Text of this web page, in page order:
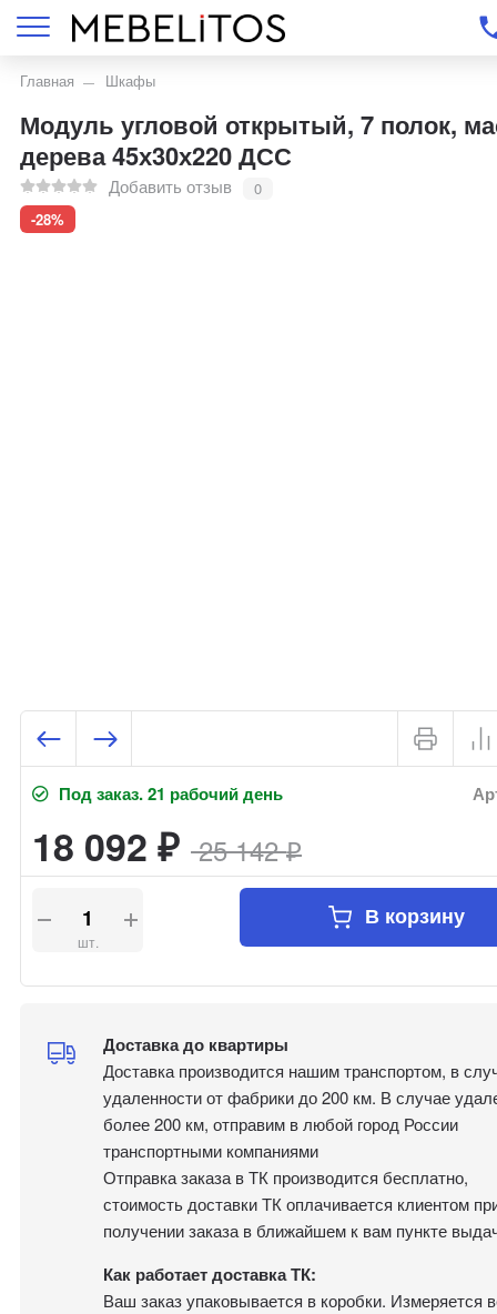
Главная Шкафы
Модуль угловой открытый, 7 полок,
дерева 45х30х220 ДСС
Добавить отзыв
0
-28%
Под заказ. 21 рабочий день
18 092₽ 25 142₽
шт.
В корзину
Доставка до квартиры
Доставка производится нашим транспортом, в
удаленности от фабрики до 200 км. В случае
более 200 км, отправим в любой город России
транспортными компаниями
Отправка заказа в ТК производится бесплатно,
стоимость доставки ТК оплачивается клиентом
получении заказа в ближайшем к вам пункте
Как работает доставка ТК:
Ваш заказ упаковывается в коробки. Измеряется